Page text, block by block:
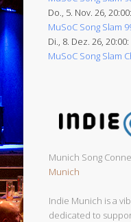
Do., 5. Nov. 26, 20:00:
MuSoC Song Slam
Di., 8. Dez. 26, 20:00:
MuSoC Song Slam
Munich Song
Munich
Indie Munich is a
dedicated to